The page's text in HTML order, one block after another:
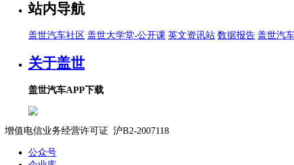
19:26
海力达 王益民：新能源汽车热管理集成化路径：冷媒多
盖世直播君
2026-07-22 10:41
20:51
智己汽车 王天英：双间接热管理系统：开启高能效与环
2026-07-22 10:40
19:09
站内导航
盖世汽车社区 盖世大学堂-公开课 英文资讯站 数据报告 盖世汽
关于盖世
盖世汽车APP下载
增值电信业务经营许可证 沪B2-2007118
公众号